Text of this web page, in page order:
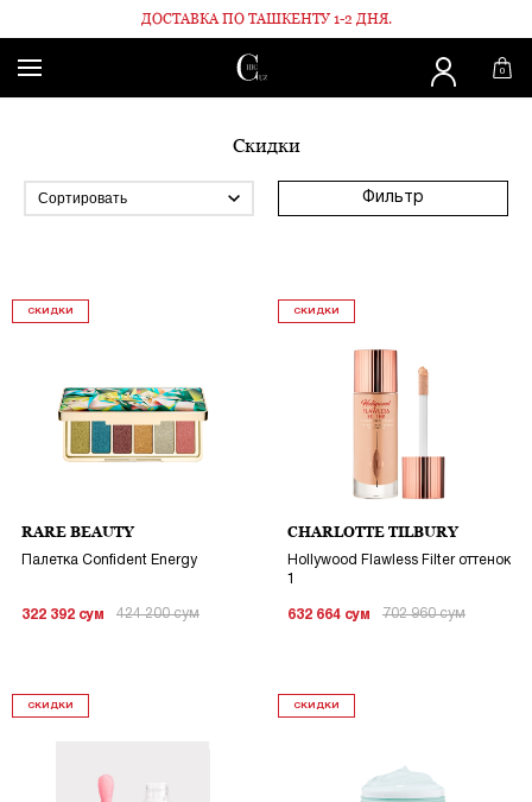
ДОСТАВКА ПО ТАШКЕНТУ 1-2 ДНЯ.
0
Скидки
Скидки
Фильтр
СКИДКИ
RARE BEAUTY
Палетка Confident Energy
322 392 сум 424 200сум
СКИДКИ
CHARLOTTE TILBURY
Hollywood Flawless Filter оттенок
1
632 664 сум 702 960сум
СКИДКИ СКИДКИ